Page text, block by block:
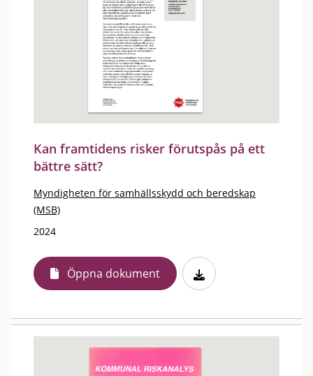
Kan framtidens risker förutspås på ett
bättre sätt?
Myndigheten för samhällsskydd och beredskap
(MSB)
2024
Öppna dokument